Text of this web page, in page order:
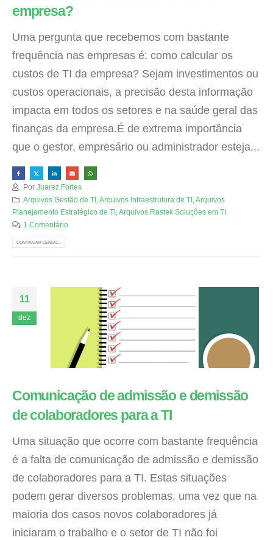
empresa?
Uma pergunta que recebemos com bastante
frequência nas empresas é: como calcular os
custos de TI da empresa? Sejam investimentos ou
custos operacionais, a precisão desta informação
impacta em todos os setores e na saúde geral das
finanças da empresa.É de extrema importância
que o gestor, empresário ou administrador esteja...
Por Juarez Fortes
Arquivos Gestão de TI
Arquivos Infraestrutura de TI
Arquivos
Planejamento Estratégico de TI
Arquivos Rastek Soluções em TI
1 Comentário
CONTINUAR LENDO...
11
dez
Comunicação de admissão e demissão
de colaboradores para a TI
Uma situação que ocorre com bastante frequência
é a falta de comunicação de admissão e demissão
de colaboradores para a TI. Estas situações
podem gerar diversos problemas, uma vez que na
maioria dos casos novos colaboradores já
iniciaram o trabalho e o setor de TI não foi